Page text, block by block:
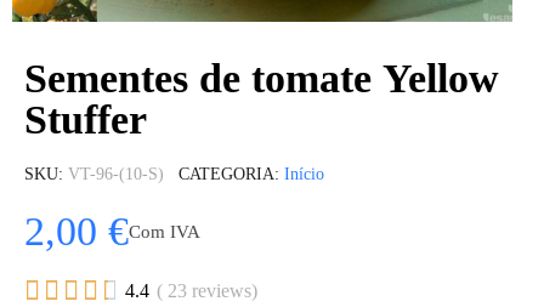
Sementes de tomate Yellow
Stuffer
SKU VT-96-(10-S) CATEGORIA Início
2,00 €Com IVA
     4.4 ( 23 reviews)